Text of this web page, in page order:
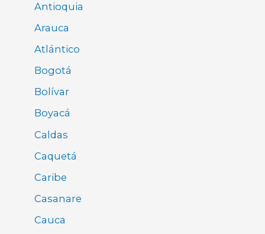
Antioquia
Arauca
Atlántico
Bogotá
Bolívar
Boyacá
Caldas
Caquetá
Caribe
Casanare
Cauca